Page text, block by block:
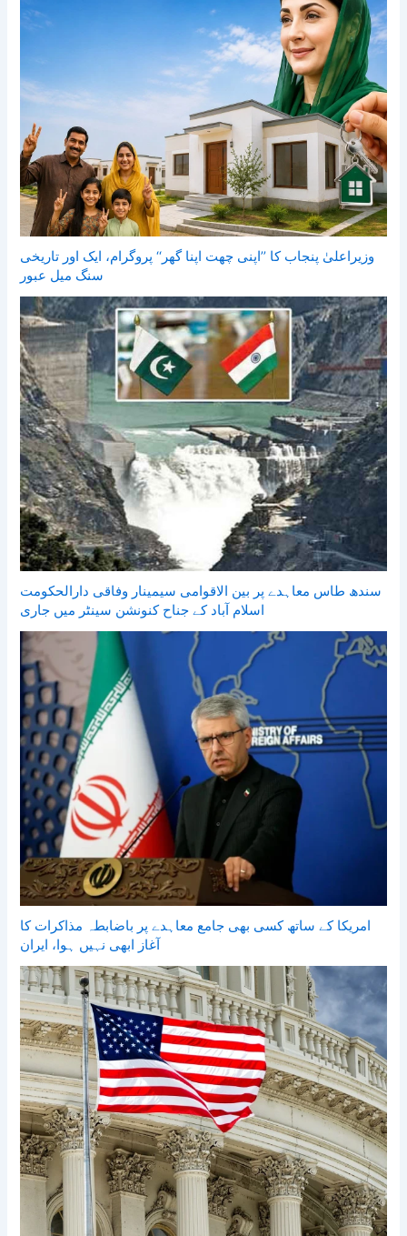
وزیراعلیٰ پنجاب کا ’’اپنی چھت اپنا گھر‘‘ پروگرام، ایک اور تاریخی
سنگ میل عبور
سندھ طاس معاہدے پر بین الاقوامی سیمینار وفاقی دارالحکومت
اسلام آباد کے جناح کنونشن سینٹر میں جاری
امریکا کے ساتھ کسی بھی جامع معاہدے پر باضابطہ مذاکرات کا
آغاز ابھی نہیں ہوا، ایران